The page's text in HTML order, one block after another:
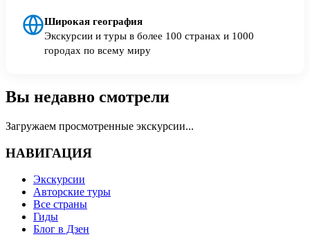
Широкая география
Экскурсии и туры в более 100 странах и 1000
городах по всему миру
Вы недавно смотрели
Загружаем просмотренные экскурсии...
НАВИГАЦИЯ
Экскурсии
Авторские туры
Все страны
Гиды
Блог в Дзен